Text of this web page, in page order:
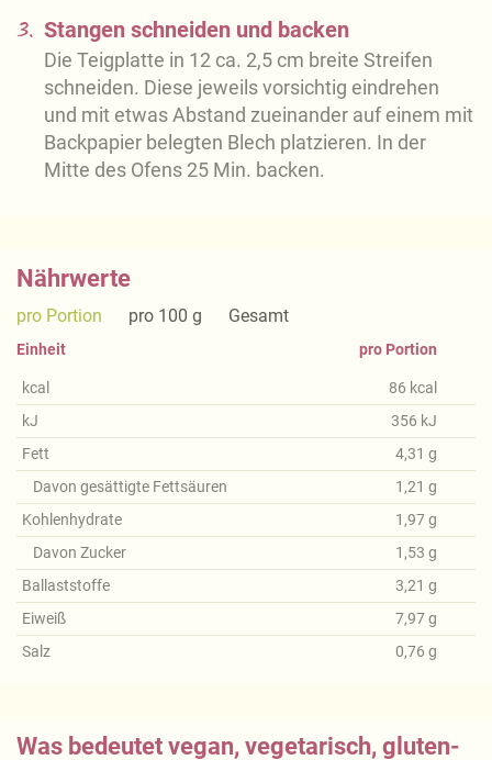
3. Stangen schneiden und backen
Die Teigplatte in 12 ca. 2,5 cm breite Streifen
schneiden. Diese jeweils vorsichtig eindrehen
und mit etwas Abstand zueinander auf einem mit
Backpapier belegten Blech platzieren. In der
Mitte des Ofens 25 Min. backen.
Nährwerte
pro Portion pro 100 g Gesamt
Einheit
kcal
kJ
Fett
Davon gesättigte Fettsäuren
Kohlenhydrate
Davon Zucker
Ballaststoffe
Eiweiß
Salz
pro Portion
86 kcal
356 kJ
4,31 g
1,21 g
1,97g
1,53 g
3,21 g
7,97g
0,76 g
Was bedeutet vegan, vegetarisch, gluten-